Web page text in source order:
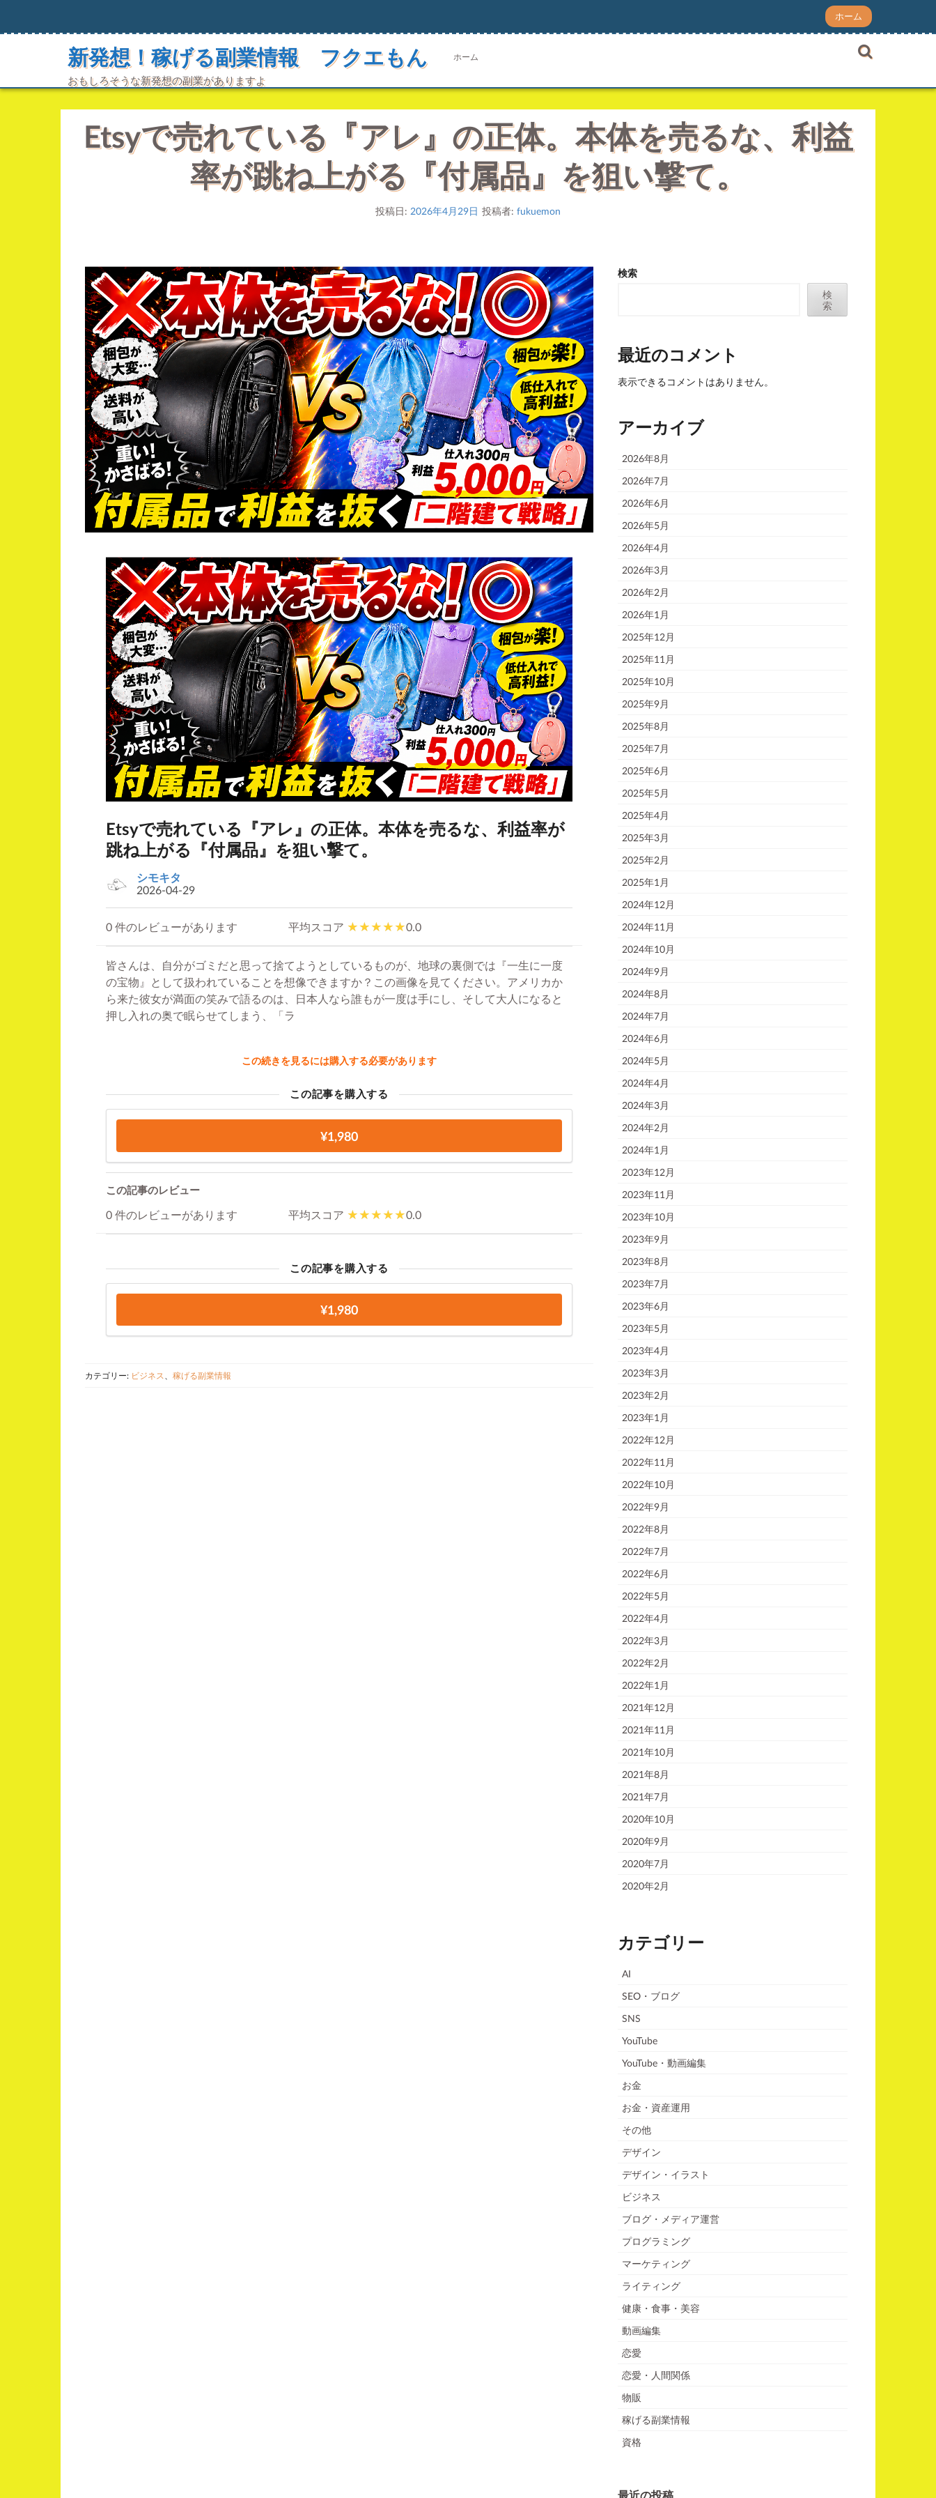
テ
ス
ホーム
新発想！稼げる副業情報 フクエもん
おもしろそうな新発想の副業がありますよ
ホーム
Etsyで売れている『アレ』の正体。本体を売るな、利益
率が跳ね上がる『付属品』を狙い撃て。
投稿日: 2026年4月29日 投稿者: fukuemon
Etsyで売れている『アレ』の正体。本体を売るな、利益率が
跳ね上がる『付属品』を狙い撃て。
シモキタ
2026-04-29
0 件のレビューがあります 平均スコア 0.0
皆さんは、自分がゴミだと思って捨てようとしているものが、地球の裏側では『一生に一度
の宝物』として扱われていることを想像できますか？この画像を見てください。アメリカか
ら来た彼女が満面の笑みで語るのは、日本人なら誰もが一度は手にし、そして大人になると
押し入れの奥で眠らせてしまう、「ラ
この続きを見るには購入する必要があります
この記事を購入する
¥1,980
この記事のレビュー
0 件のレビューがあります 平均スコア 0.0
この記事を購入する
¥1,980
カテゴリー: ビジネス 稼げる副業情報
検索
検
索
最近のコメント
表示できるコメントはありません。
アーカイブ
2026年8月
2026年7月
2026年6月
2026年5月
2026年4月
2026年3月
2026年2月
2026年1月
2025年12月
2025年11月
2025年10月
2025年9月
2025年8月
2025年7月
2025年6月
2025年5月
2025年4月
2025年3月
2025年2月
2025年1月
2024年12月
2024年11月
2024年10月
2024年9月
2024年8月
2024年7月
2024年6月
2024年5月
2024年4月
2024年3月
2024年2月
2024年1月
2023年12月
2023年11月
2023年10月
2023年9月
2023年8月
2023年7月
2023年6月
2023年5月
2023年4月
2023年3月
2023年2月
2023年1月
2022年12月
2022年11月
2022年10月
2022年9月
2022年8月
2022年7月
2022年6月
2022年5月
2022年4月
2022年3月
2022年2月
2022年1月
2021年12月
2021年11月
2021年10月
2021年8月
2021年7月
2020年10月
2020年9月
2020年7月
2020年2月
カテゴリー
AI
SEO・ブログ
SNS
YouTube
YouTube・動画編集
お金
お金・資産運用
その他
デザイン
デザイン・イラスト
ビジネス
ブログ・メディア運営
プログラミング
マーケティング
ライティング
健康・食事・美容
動画編集
恋愛
恋愛・人間関係
物販
稼げる副業情報
資格